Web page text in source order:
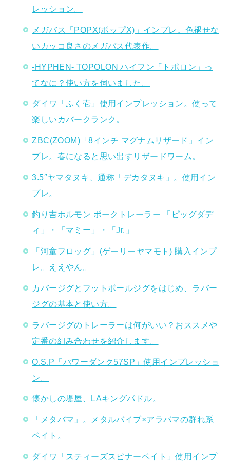
レッション。
メガバス「POPX(ポップX)」インプレ。色褪せな
いカッコ良さのメガバス代表作。
-HYPHEN- TOPOLON ハイフン「トポロン」っ
てなに？使い方を伺いました。
ダイワ「ふく壱」使用インプレッション。使って
楽しいカバークランク。
ZBC(ZOOM)「8インチ マグナムリザード」イン
プレ。春になると思い出すリザードワーム。
3.5″ヤマタヌキ、通称「デカタヌキ」。使用イン
プレ。
釣り吉ホルモン ポークトレーラー 「ピッグダデ
ィ」・「マミー」・「Jr.」
「河童フロッグ」(ゲーリーヤマモト) 購入インプ
レ。ええやん。
カバージグとフットボールジグをはじめ、ラバー
ジグの基本と使い方。
ラバージグのトレーラーは何がいい？おススメや
定番の組み合わせを紹介します。
O.S.P「パワーダンク57SP」使用インプレッショ
ン。
懐かしの堤屋、LAキングパドル。
「メタバマ」。メタルバイブ×アラバマの群れ系
ベイト。
ダイワ「スティーズスピナーベイト」使用インプ